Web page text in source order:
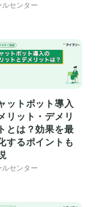
ルセンター
ットボット導入
リット・デメリ
とは？効果を最
するポイントも
ルセンター